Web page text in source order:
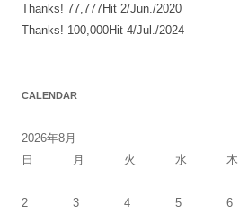
Thanks! 77,777Hit 2/Jun./2020
Thanks! 100,000Hit 4/Jul./2024
CALENDAR
2026年8月
日
月 火 水 木
2
3 4 5 6